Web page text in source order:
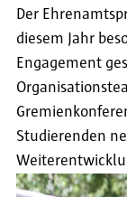
Der
diesem Jahr
Engagement
Studierenden